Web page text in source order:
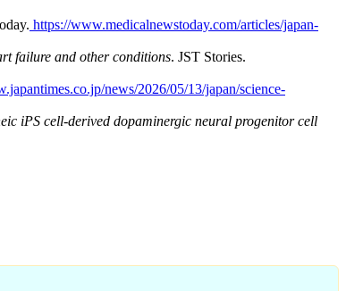
https://www.medicalnewstoday.com/articles/japan-
failure and other conditions. JST Stories.
news/2026/05/13/japan/science-
iPS cell-derived dopaminergic neural progenitor cell